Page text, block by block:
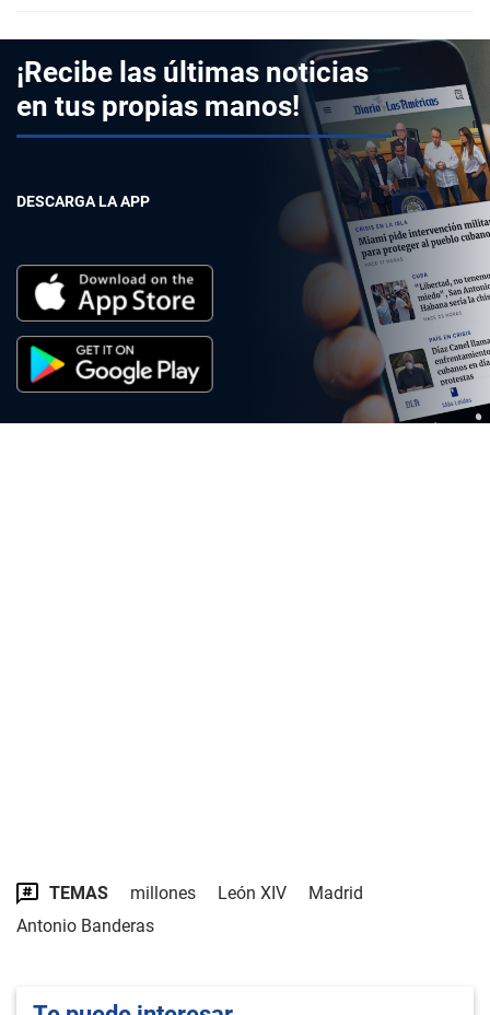
¡Recibe las últimas noticias
en tus propias manos!
DESCARGA LA APP
TEMAS millones León XIV
Madrid
Antonio Banderas